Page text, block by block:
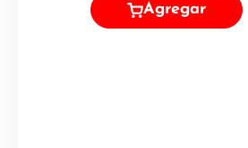
Agregar